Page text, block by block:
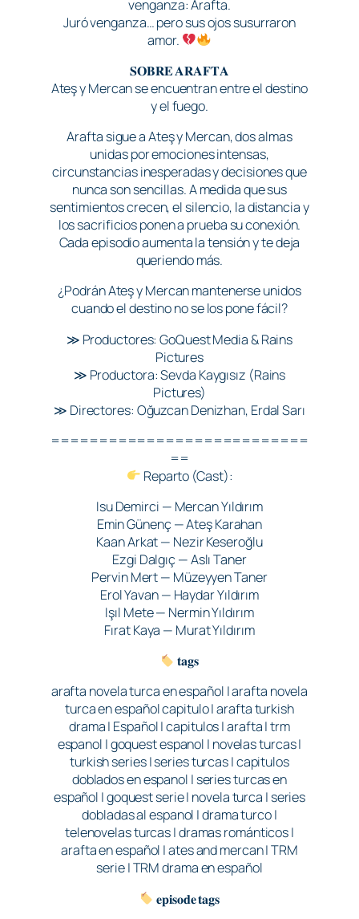
venganza: Arafta.
Juró venganza… pero sus ojos susurraron
amor.
𝐒𝐎𝐁𝐑𝐄 𝐀𝐑𝐀𝐅𝐓𝐀
Ateş y Mercan se encuentran entre el destino
y el fuego.
Arafta sigue a Ateş y Mercan, dos almas
unidas por emociones intensas,
circunstancias inesperadas y decisiones que
nunca son sencillas. A medida que sus
sentimientos crecen, el silencio, la distancia y
los sacrificios ponen a prueba su conexión.
Cada episodio aumenta la tensión y te deja
queriendo más.
¿Podrán Ateş y Mercan mantenerse unidos
cuando el destino no se los pone fácil?
≫ Productores: GoQuest Media & Rains
Pictures
≫ Productora: Sevda Kaygısız (Rains
Pictures)
≫ Directores: Oğuzcan Denizhan, Erdal Sarı
===========================
==
Reparto (Cast):
Isu Demirci — Mercan Yıldırım
Emin Günenç — Ateş Karahan
Kaan Arkat — Nezir Keseroğlu
Ezgi Dalgıç — Aslı Taner
Pervin Mert — Müzeyyen Taner
Erol Yavan — Haydar Yıldırım
Işıl Mete — Nermin Yıldırım
Fırat Kaya — Murat Yıldırım
𝐭𝐚𝐠𝐬
arafta novela turca en español | arafta novela
turca en español capitulo | arafta turkish
drama | Español | capitulos | arafta | trm
espanol | goquest espanol | novelas turcas |
turkish series | series turcas | capitulos
doblados en espanol | series turcas en
español | goquest serie | novela turca | series
dobladas al espanol | drama turco |
telenovelas turcas | dramas románticos |
arafta en español | ates and mercan | TRM
serie | TRM drama en español
𝐞𝐩𝐢𝐬𝐨𝐝𝐞 𝐭𝐚𝐠𝐬